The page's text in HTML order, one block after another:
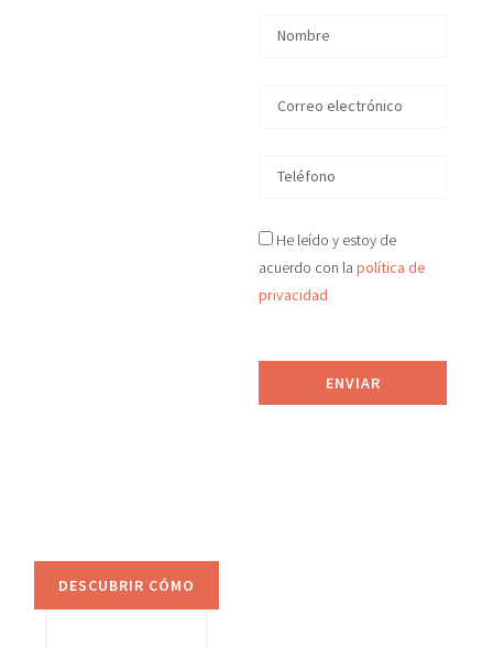
DESCUBRIR CÓMO
He leído y estoy de
acuerdo con lapolítica de
privacidad
ENVIAR